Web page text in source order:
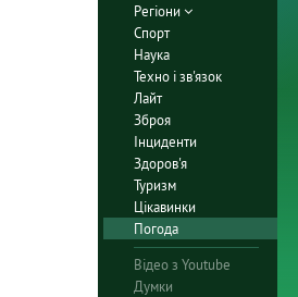
Регіони
Спорт
Наука
Техно і зв'язок
Лайт
Зброя
Інциденти
Здоров'я
Туризм
Цікавинки
Погода
Відео з Youtube
Думки